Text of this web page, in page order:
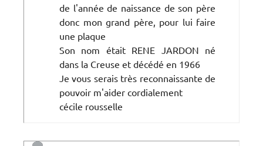
de l'année de naissance de son père
donc mon grand père, pour lui faire
une plaque
Son nom était RENE JARDON né
dans la Creuse et décédé en 1966
Je vous serais très reconnaissante de
pouvoir m'aider cordialement
cécile rousselle